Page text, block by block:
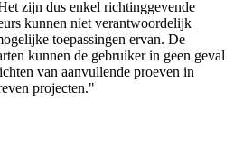
zijn dus enkel richtinggevende
kunnen niet verantwoordelijk
toepassingen ervan. De
kunnen de gebruiker in geen geval
van aanvullende proeven in
projecten."